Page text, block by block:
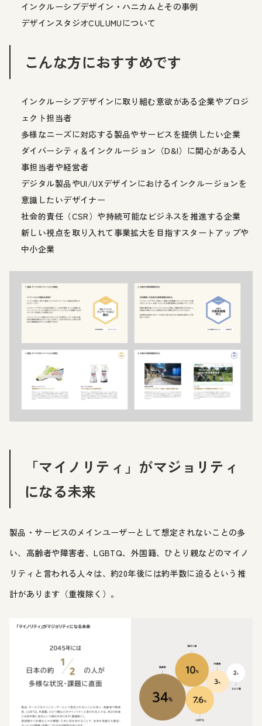
インクルーシブデザイン・ハニカムとその事例
デザインスタジオCULUMUについて
こんな方におすすめです
インクルーシブデザインに取り組む意欲がある企業やプロジ
ェクト担当者
多様なニーズに対応する製品やサービスを提供したい企業
ダイバーシティ＆インクルージョン（D&I）に関心がある人
事担当者や経営者
デジタル製品やUI/UXデザインにおけるインクルージョンを
意識したいデザイナー
社会的責任（CSR）や持続可能なビジネスを推進する企業
新しい視点を取り入れて事業拡大を目指すスタートアップや
中小企業
「マイノリティ」がマジョリティ
になる未来
製品・サービスのメインユーザーとして想定されないことの多
い、高齢者や障害者、LGBTQ、外国籍、ひとり親などのマイノ
リティと言われる人々は、約20年後には約半数に迫るという推
計があります（重複除く）。